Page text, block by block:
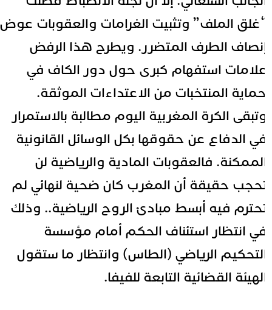
الملف” وتثبيت الغرامات والعقوبات عوض
الطرف المتضرر. ويطرح هذا الرفض
استفهام كبرى حول دور الكاف في
المنتخبات من الاعتداءات الموثقة.
الكرة المغربية اليوم مطالبة بالاستمرار
الدفاع عن حقوقها بكل الوسائل القانونية
فالعقوبات المادية والرياضية لن
حقيقة أن المغرب كان ضحية لنهائي لم
فيه أبسط مبادئ الروح الرياضية.. وذلك
انتظار استئناف الحكم أمام مؤسسة
الرياضي (الطاس) وانتظار ما ستقول
القضائية التابعة للفيفا.